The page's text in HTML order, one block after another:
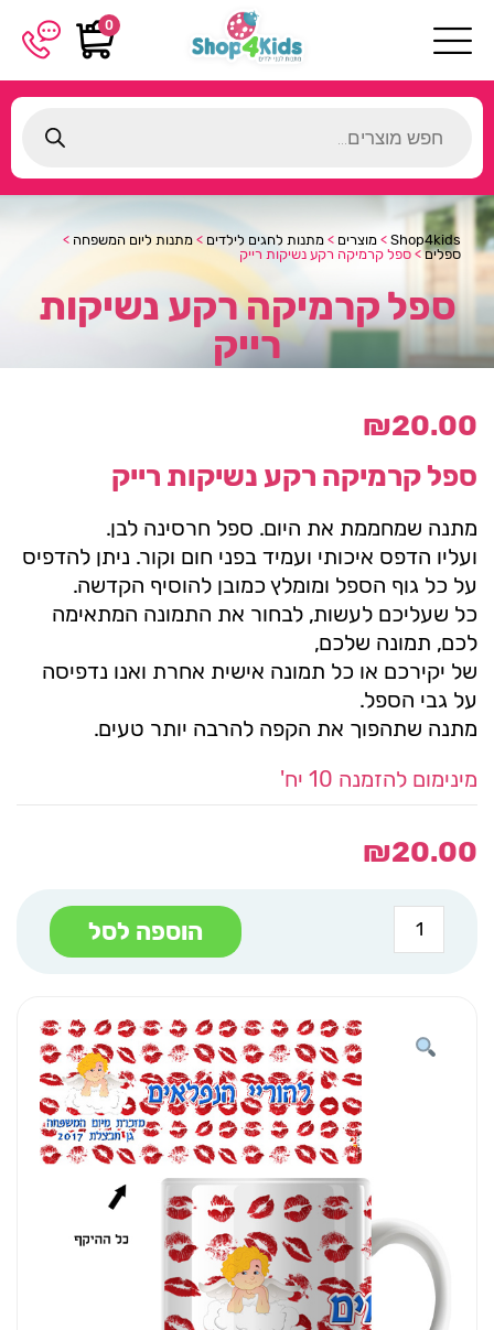
0
search
Shop4kids
> מוצרים > מתנות לחגים לילדים > מתנות ליום המשפחה >
ספלים> ספל קרמיקה רקע נשיקות רייק
ספל קרמיקה רקע נשיקות
רייק
₪20.00
ספל קרמיקה רקע נשיקות רייק
מתנה שמחממת את היום. ספל חרסינה לבן.
ועליו הדפס איכותי ועמיד בפני חום וקור. ניתן להדפיס
על כל גוף הספל ומומלץ כמובן להוסיף הקדשה.
כל שעליכם לעשות, לבחור את התמונה המתאימה
לכם, תמונה שלכם,
של יקירכם או כל תמונה אישית אחרת ואנו נדפיסה
על גבי הספל.
מתנה שתהפוך את הקפה להרבה יותר טעים.
מינימום להזמנה 10 יח'
₪20.00
כמות
של
ספל
רייק
הוספה לסל